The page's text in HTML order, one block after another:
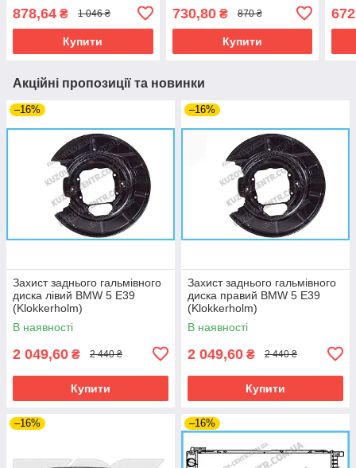
878,64 ₴ 1 046 ₴
Купити
730,80₴ 870 ₴
Купити
672
Акційні пропозиції та новинки
–16%
Захист заднього гальмівного
диска лівий BMW 5 E39
(Klokkerholm)
В наявності
2 049,60 ₴ 2 440 ₴
Купити
–16%
Захист заднього гальмівного
диска правий BMW 5 E39
(Klokkerholm)
В наявності
2 049,60 ₴ 2 440 ₴
Купити
–16% –16%